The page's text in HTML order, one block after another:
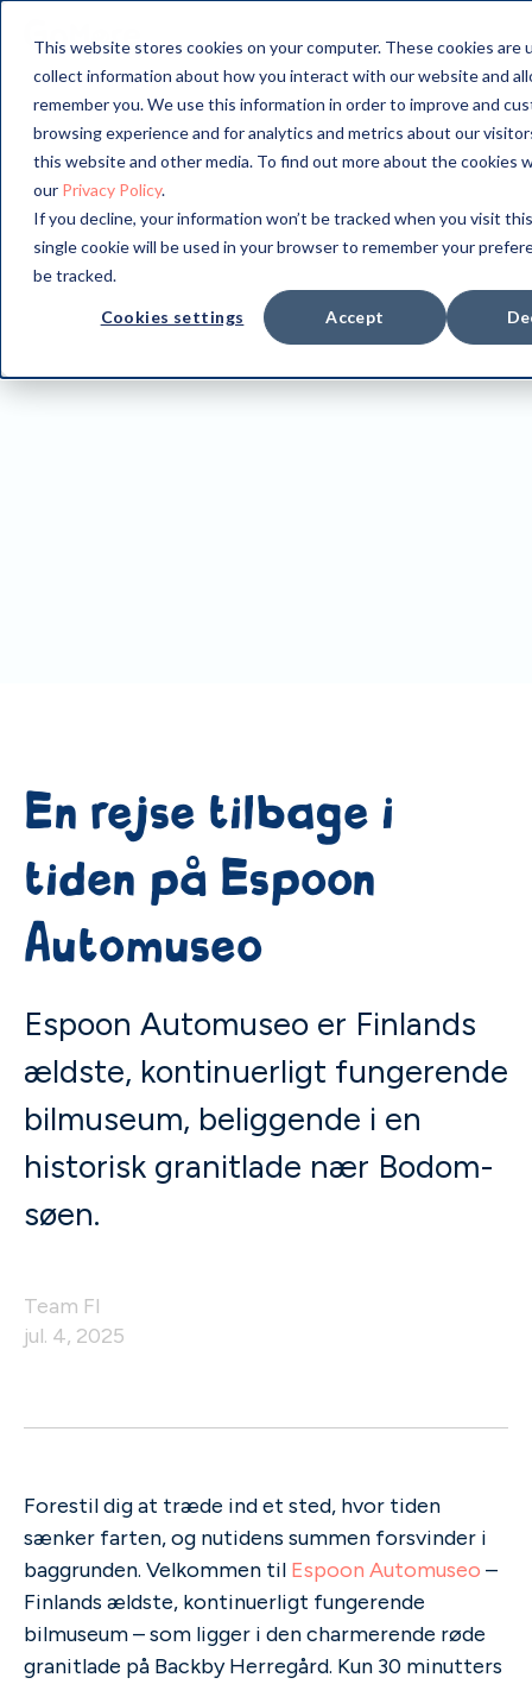
This website stores cookies on your computer. These cookies are
collect information about how you interact with our website and
remember you. We use this information in order to improve and
browsing experience and for analytics and metrics about our
this website and other media. To find out more about the cookies
our Privacy Policy.
If you decline, your information won’t be tracked when you visit
single cookie will be used in your browser to remember your
be tracked.
Cookies settings Accept
En rejse tilbage i
tiden på Espoon
Automuseo
Espoon Automuseo er Finlands
ældste, kontinuerligt fungerende
bilmuseum, beliggende i en
historisk granitlade nær Bodom-
søen.
Team FI
jul. 4, 2025
Forestil dig at træde ind et sted, hvor tiden
sænker farten, og nutidens summen forsvinder i
baggrunden. Velkommen til Espoon Automuseo –
Finlands ældste, kontinuerligt fungerende
bilmuseum – som ligger i den charmerende røde
granitlade på Backby Herregård. Kun 30 minutters